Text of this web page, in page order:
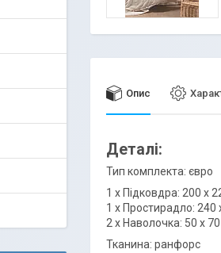
Опис
Деталі:
Тип комплекта: євро
1 х Підковдра: 200 х
1 х Простирадло: 240
2 х Наволочка: 50 х
Тканина: ранфорс